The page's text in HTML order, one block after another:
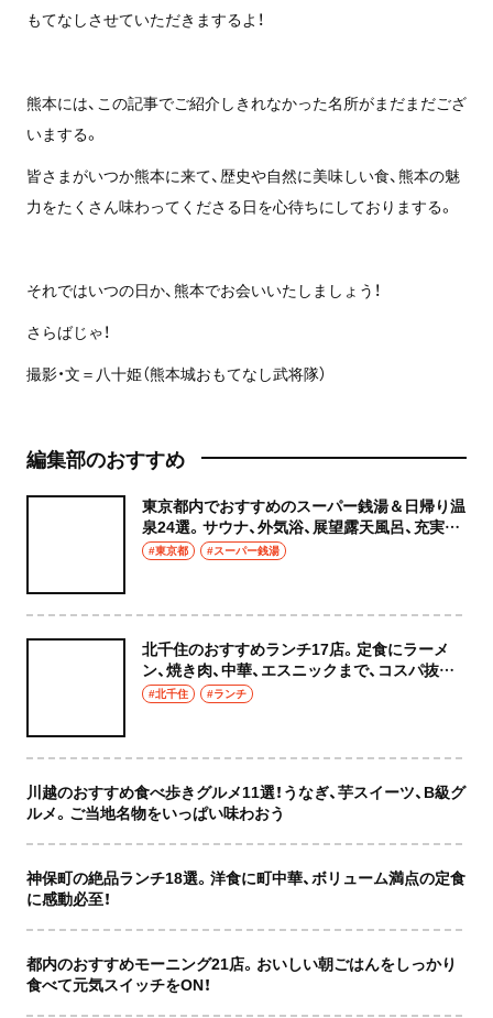
もてなしさせていただきまするよ！
熊本には、この記事でご紹介しきれなかった名所がまだまだござ
いまする。
皆さまがいつか熊本に来て、歴史や自然に美味しい食、熊本の魅
力をたくさん味わってくださる日を心待ちにしておりまする。
それではいつの日か、熊本でお会いいたしましょう！
さらばじゃ！
撮影・文＝八十姫（熊本城おもてなし武将隊）
編集部のおすすめ
東京都内でおすすめのスーパー銭湯＆日帰り温
泉24選。サウナ、外気浴、展望露天風呂、充実の
癒やし空間へ
#東京都 #スーパー銭湯
北千住のおすすめランチ17店。定食にラーメ
ン、焼き肉、中華、エスニックまで、コスパ抜群
な店もおしゃれな店も網羅してご紹介！
#北千住 #ランチ
川越のおすすめ食べ歩きグルメ11選！うなぎ、芋スイーツ、B級グ
ルメ。ご当地名物をいっぱい味わおう
神保町の絶品ランチ18選。洋食に町中華、ボリューム満点の定食
に感動必至！
都内のおすすめモーニング21店。おいしい朝ごはんをしっかり
食べて元気スイッチをON！